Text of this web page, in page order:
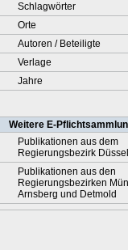
Schlagwörter
Orte
Autoren / Beteiligte
Verlage
Jahre
Weitere E-
Publikationen aus dem
Regierungsbezirk
Publikationen aus den
Regierungsbezirken
Arnsberg und Detmold